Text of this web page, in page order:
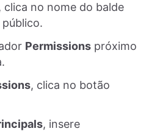
clica no nome do balde
Permissions próximo
, clica no botão
, insere